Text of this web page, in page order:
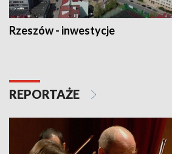
Rzeszów - inwestycje
REPORTAŻE